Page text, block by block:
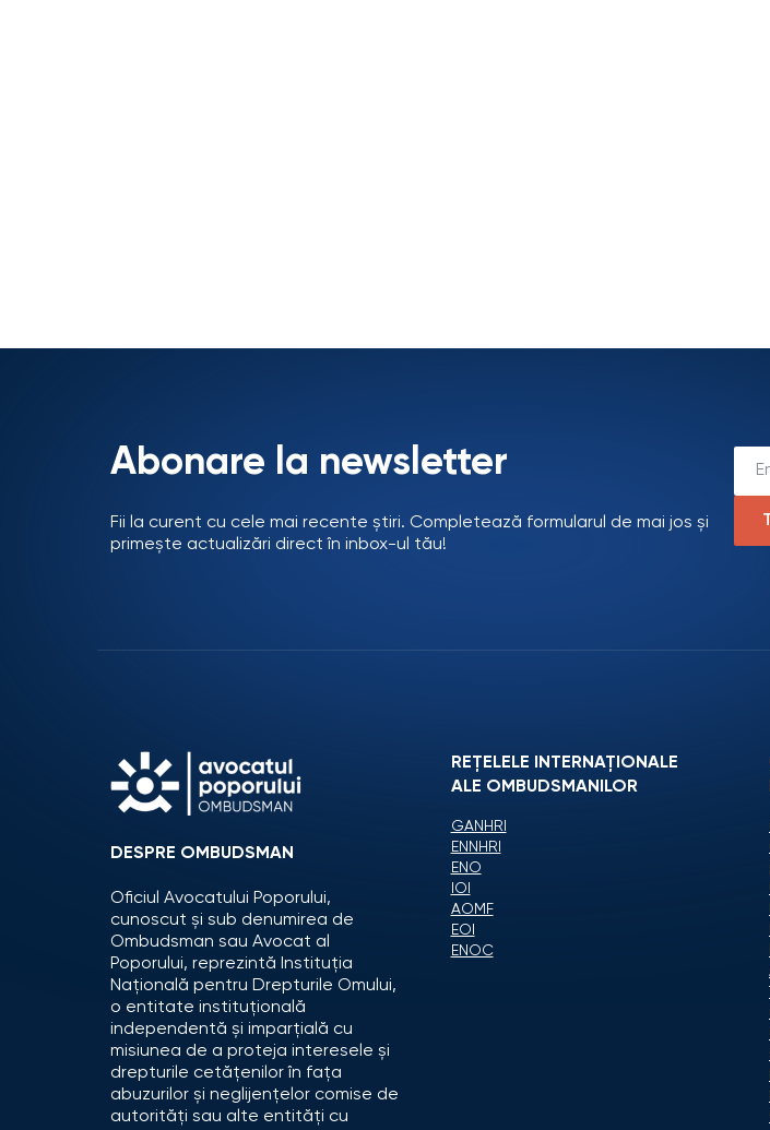
Abonare la newsletter
Fii la curent cu cele mai recente știri. Completează formularul de mai jos și
primește actualizări direct în inbox-ul tău!
DESPRE OMBUDSMAN
Oficiul Avocatului Poporului,
cunoscut și sub denumirea de
Ombudsman sau Avocat al
Poporului, reprezintă Instituția
Națională pentru Drepturile Omului,
o entitate instituțională
independentă și imparțială cu
misiunea de a proteja interesele și
drepturile cetățenilor în fața
abuzurilor și neglijențelor comise de
autorități sau alte entități cu
REȚELELE INTERNAȚIONALE
ALE OMBUDSMANILOR
GANHRI
ENNHRI
ENO
IOI
AOMF
EOI
ENOC